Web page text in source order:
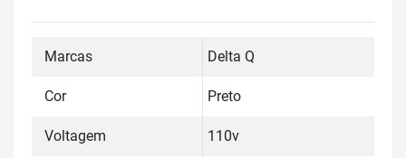
Marcas Delta Q
Cor Preto
Voltagem 110v